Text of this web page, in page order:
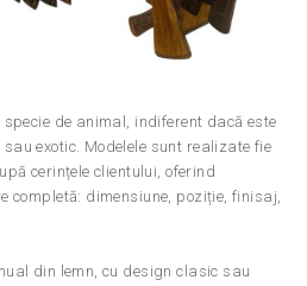
de animal, indiferent dacă este
exotic. Modelele sunt realizate fie
cerințele clientului, oferind
completă: dimensiune, poziție, finisaj,
din lemn, cu design clasic sau